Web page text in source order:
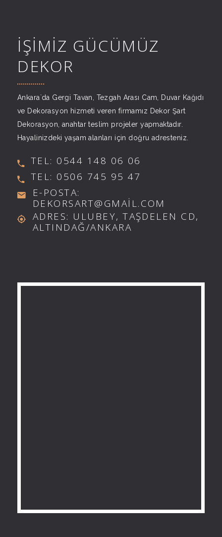
İŞİMİZ GÜCÜMÜZ
DEKOR
Ankara`da Gergi Tavan, Tezgah Arası Cam, Duvar Kağıdı
ve Dekorasyon hizmeti veren firmamız Dekor Şart
Dekorasyon, anahtar teslim projeler yapmaktadır.
Hayalinizdeki yaşam alanları için doğru adresteniz.
TEL: 0544 148 06 06
TEL: 0506 745 95 47
E-POSTA:
DEKORSART@GMAIL.COM
ADRES: ULUBEY, TAŞDELEN CD,
ALTINDAĞ/ANKARA